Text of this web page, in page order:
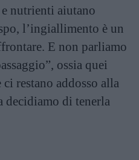
nutrienti aiutano
l’ingiallimento è un
E non parliamo
ossia quei
restano addosso alla
decidiamo di tenerla